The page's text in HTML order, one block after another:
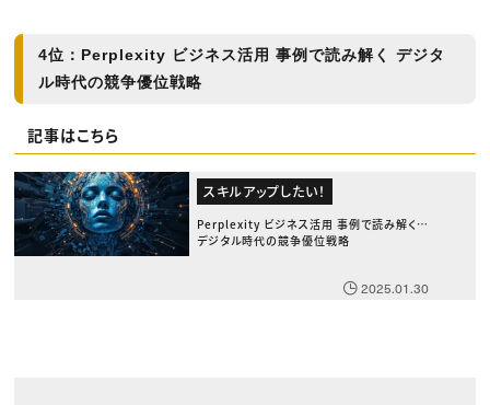
4位：Perplexity ビジネス活用 事例で読み解く デジタ
ル時代の競争優位戦略
記事はこちら
スキルアップしたい！
Perplexity ビジネス活用 事例で読み解く
デジタル時代の競争優位戦略
2025.01.30